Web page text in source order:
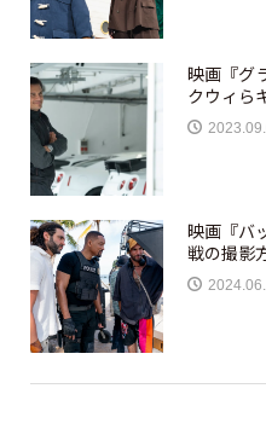
映画『グ
クウィら
映画『バ
戦の撮影